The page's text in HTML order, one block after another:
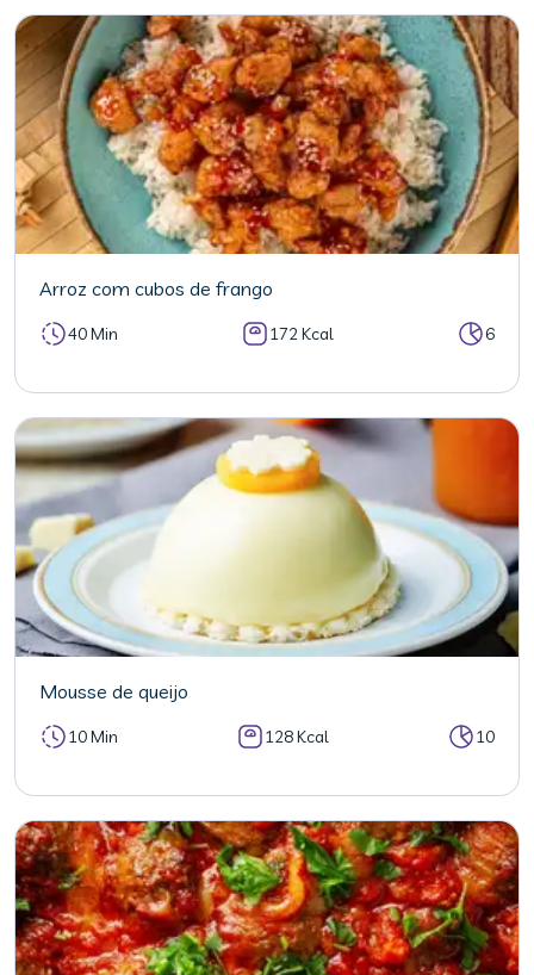
Arroz com cubos de frango
40 Min 172 Kcal 6
Mousse de queijo
10 Min 128 Kcal 10